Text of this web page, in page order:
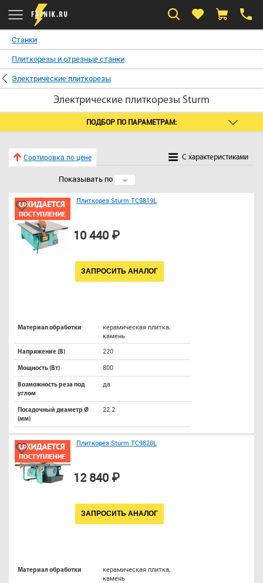
Станки
Плиткорезы и отрезные станки
Электрические плиткорезы
Электрические плиткорезы Sturm
ПОДБОР ПО ПАРАМЕТРАМ:
Сортировка по цене C характеристиками
Показывать по 24
Плиткорез Sturm TC9819L
10 440 ₽
ЗАПРОСИТЬ АНАЛОГ
Материал обработки
керамическая плитка,
камень
Напряжение (В) 220
Мощность (Вт) 800
Возможность реза под
углом
да
Посадочный диаметр Ø
(мм)
22.2
Плиткорез Sturm TC9820L
12 840 ₽
ЗАПРОСИТЬ АНАЛОГ
Материал обработки
керамическая плитка,
камень